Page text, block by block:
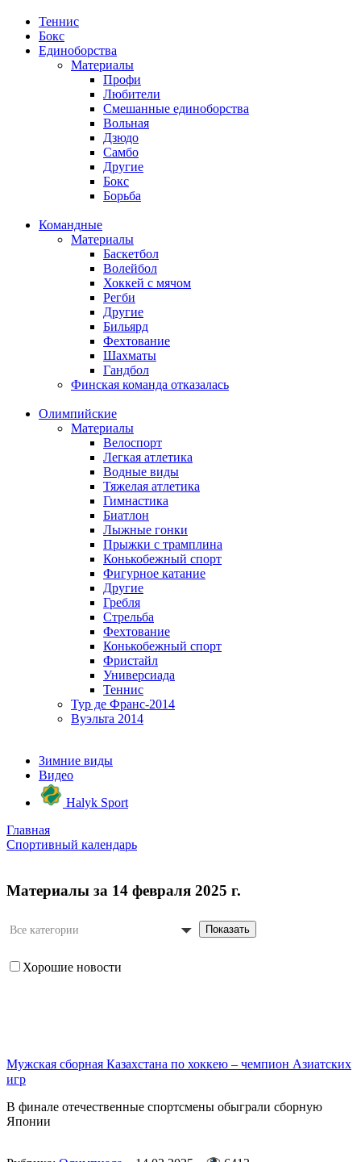
Теннис
Бокс
Единоборства
Материалы
Профи
Любители
Смешанные единоборства
Вольная
Дзюдо
Самбо
Другие
Бокс
Борьба
Командные
Материалы
Баскетбол
Волейбол
Хоккей с мячом
Регби
Другие
Бильярд
Фехтование
Шахматы
Гандбол
Финская команда отказалась
Олимпийские
Материалы
Велоспорт
Легкая атлетика
Водные виды
Тяжелая атлетика
Гимнастика
Биатлон
Лыжные гонки
Прыжки с трамплина
Конькобежный спорт
Фигурное катание
Другие
Гребля
Стрельба
Фехтование
Конькобежный спорт
Фристайл
Универсиада
Теннис
Тур де Франс-2014
Вуэльта 2014
Зимние виды
Видео
Halyk Sport
Главная
Спортивный календарь
Материалы за 14 февраля 2025 г.
Все категории Показать
Хорошие новости
Мужская сборная Казахстана по хоккею – чемпион Азиатских
игр
В финале отечественные спортсмены обыграли сборную
Японии